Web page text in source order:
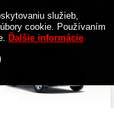
služieb,
cookie. Používaním
Ďalšie informácie